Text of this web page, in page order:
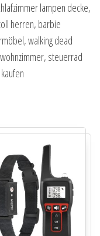
lampen decke,
herren, barbie
walking dead
steuerrad